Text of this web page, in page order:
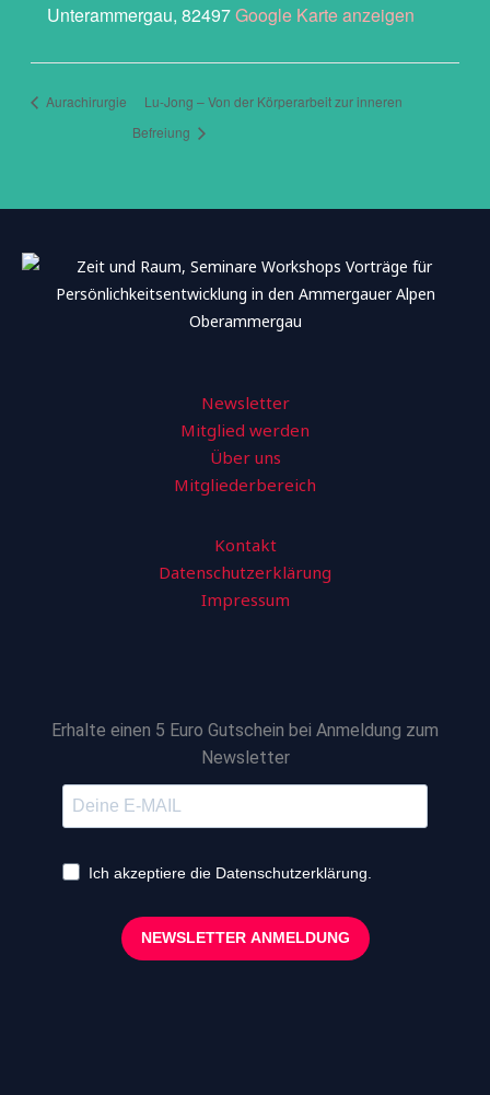
Unterammergau, 82497Google Karte anzeigen
Aurachirurgie
Lu-Jong – Von der Körperarbeit zur inneren
Befreiung
Newsletter
Mitglied werden
Über uns
Mitgliederbereich
Kontakt
Datenschutzerklärung
Impressum
Erhalte einen 5 Euro Gutschein bei Anmeldung zum
Newsletter
Ich akzeptiere die Datenschutzerklärung.
NEWSLETTER ANMELDUNG